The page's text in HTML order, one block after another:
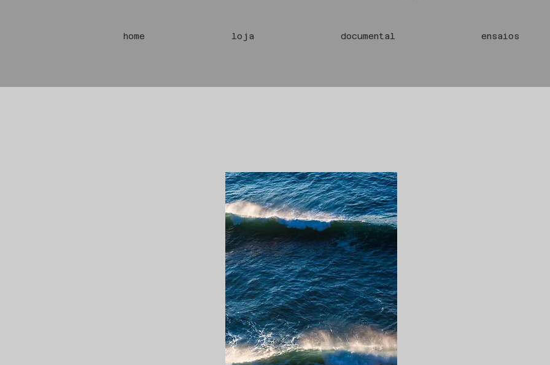
home loja documental ensaios